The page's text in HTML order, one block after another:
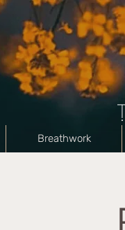
Breathwork